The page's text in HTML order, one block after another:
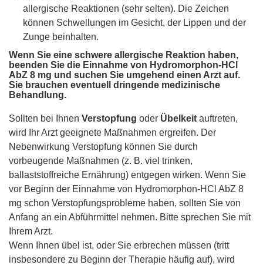
allergische Reaktionen (sehr selten). Die Zeichen
können Schwellungen im Gesicht, der Lippen und der
Zunge beinhalten.
Wenn Sie eine schwere allergische Reaktion haben,
beenden Sie die Einnahme von Hydromorphon-HCl
AbZ 8 mg und suchen Sie umgehend einen Arzt auf.
Sie brauchen eventuell dringende medizinische
Behandlung.
Sollten bei Ihnen Verstopfung oder Übelkeit auftreten,
wird Ihr Arzt geeignete Maßnahmen ergreifen. Der
Nebenwirkung Verstopfung können Sie durch
vorbeugende Maßnahmen (z. B. viel trinken,
ballaststoffreiche Ernährung) entgegen wirken. Wenn Sie
vor Beginn der Einnahme von Hydromorphon-HCl AbZ 8
mg schon Verstopfungsprobleme haben, sollten Sie von
Anfang an ein Abführmittel nehmen. Bitte sprechen Sie mit
Ihrem Arzt.
Wenn Ihnen übel ist, oder Sie erbrechen müssen (tritt
insbesondere zu Beginn der Therapie häufig auf), wird